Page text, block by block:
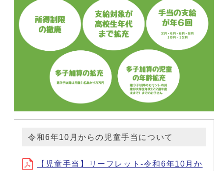
令和6年10月からの児童手当について
【児童手当】リーフレット-令和6年10月か